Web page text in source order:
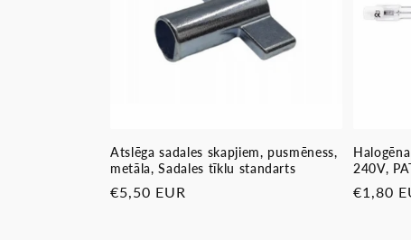
Atslēga sadales skapjiem, pusmēness,
metāla, Sadales tīklu standarts
Parastā
€5,50 EUR
240V,
Parastā
€1,80